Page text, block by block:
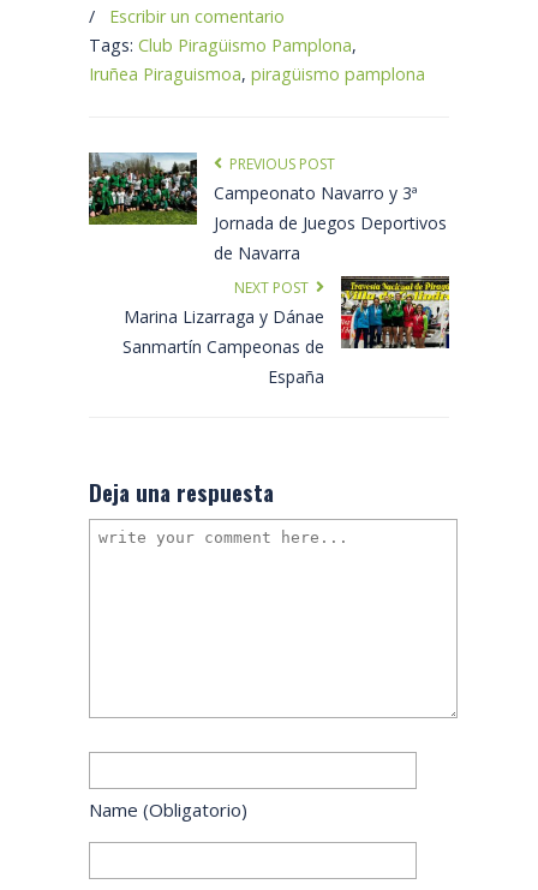
/ Escribir un comentario
Tags: Club Piragüismo Pamplona,
Iruñea Piraguismoa, piragüismo pamplona
PREVIOUS POST
Campeonato Navarro y 3ª
Jornada de Juegos Deportivos
de Navarra
NEXT POST
Marina Lizarraga y Dánae
Sanmartín Campeonas de
España
Deja una respuesta
Name (obligatorio)